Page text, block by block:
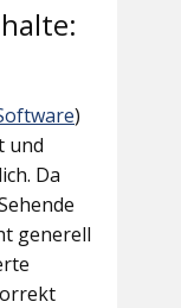
)
und
Da
generell